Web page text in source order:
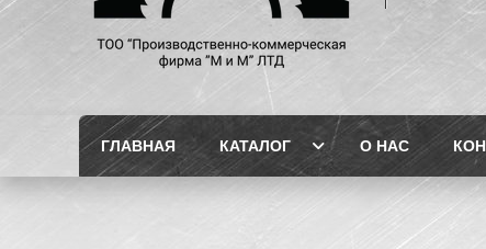
ГЛАВНАЯ КАТАЛОГ О НАС